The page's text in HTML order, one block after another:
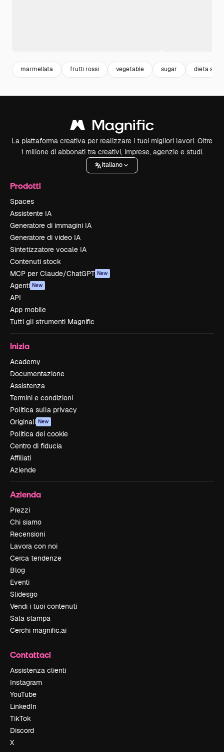
marmellata frutti rossi vegetable sugar dieta sana
La piattaforma creativa per realizzare i tuoi migliori lavori. Oltre
1 milione di abbonati tra creativi, imprese, agenzie e studi.
Italiano
Prodotti
Spaces
Assistente IA
Generatore di immagini IA
Generatore di video IA
Sintetizzatore vocale IA
Contenuti stock
MCP per Claude/ChatGPT New
Agenti New
API
App mobile
Tutti gli strumenti Magnific
Inizia
Academy
Documentazione
Assistenza
Termini e condizioni
Politica sulla privacy
Originali New
Politica dei cookie
Centro di fiducia
Affiliati
Aziende
Azienda
Prezzi
Chi siamo
Recensioni
Lavora con noi
Cerca tendenze
Blog
Eventi
Slidesgo
Vendi i tuoi contenuti
Sala stampa
Cerchi magnific.ai
Contattaci
Assistenza clienti
Instagram
YouTube
LinkedIn
TikTok
Discord
X